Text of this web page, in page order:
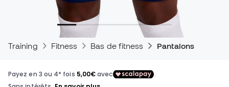
Training Fitness Bas de fitness Pantalons